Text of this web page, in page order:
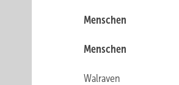
Menschen
Menschen
Walraven